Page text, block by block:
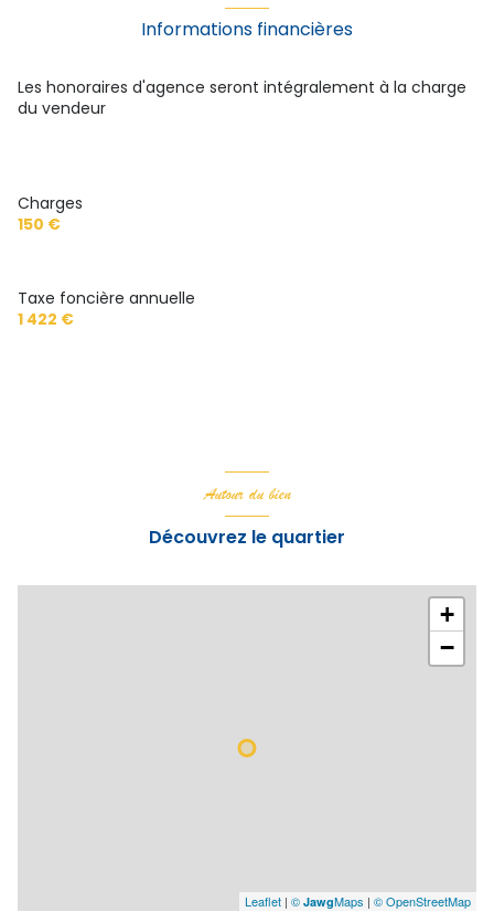
salon/sejour
balcon
Informations financières
Les honoraires d'agence seront intégralement à la charge
du vendeur
Charges
150 €
Taxe foncière annuelle
1 422 €
Autour du bien
Découvrez le quartier
+
−
Leaflet | © JawgMaps | © OpenStreetMap